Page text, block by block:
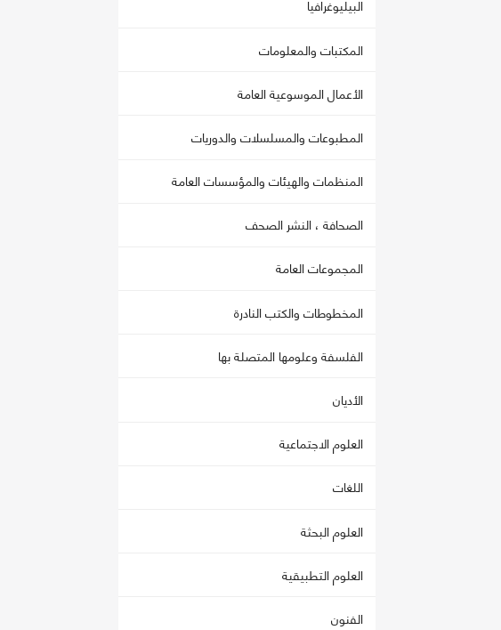
البيليوغرافيا
المكتبات والمعلومات
الأعمال الموسوعية العامة
المطبوعات والمسلسلات والدوريات
المنظمات والهيئات والمؤسسات العامة
الصحافة ، النشر الصحف
المجموعات العامة
المخطوطات والكتب النادرة
الفلسفة وعلومها المتصلة بها
الأديان
العلوم الاجتماعية
اللغات
العلوم البحثة
العلوم التطبيقية
الفنون